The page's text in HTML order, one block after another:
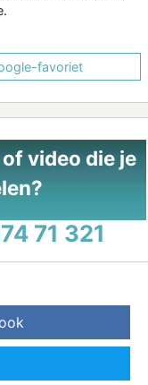
favoriet
video die je
71 321